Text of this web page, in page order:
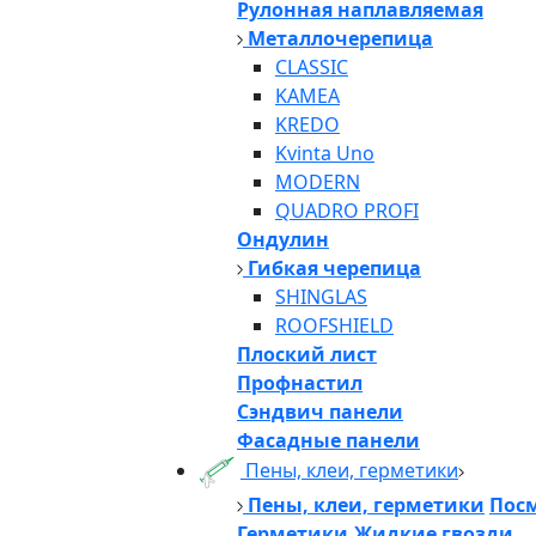
Рулонная наплавляемая
Металлочерепица
CLASSIC
KAMEA
KREDO
Kvinta Uno
MODERN
QUADRO PROFI
Ондулин
Гибкая черепица
SHINGLAS
ROOFSHIELD
Плоский лист
Профнастил
Сэндвич панели
Фасадные панели
Пены, клеи, герметики
Пены, клеи, герметики